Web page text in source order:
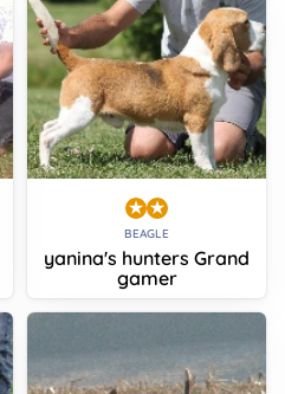
BEAGLE
yanina's hunters Grand
gamer